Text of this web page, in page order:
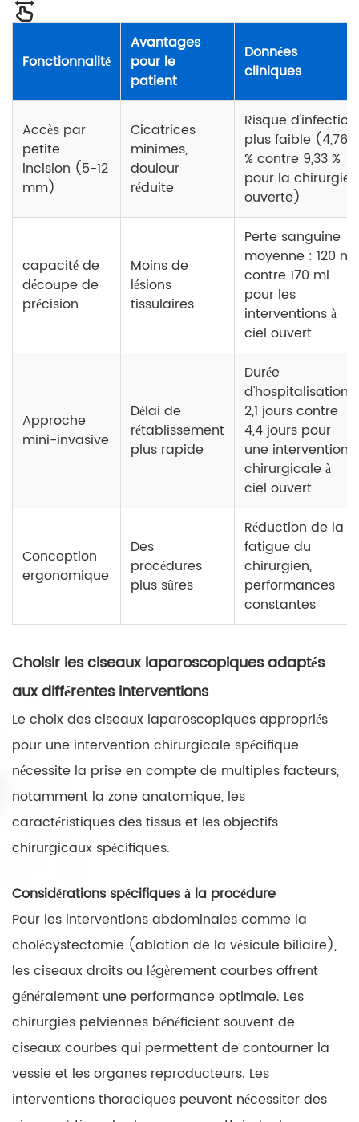
Fonctionnalité
Avantages
pour le
patient
Données
cliniques
Accès par
petite
incision (5-12
mm)
Cicatrices
minimes,
douleur
réduite
Risque d'infection
plus faible (4,76
% contre 9,33 %
pour la chirurgie
ouverte)
capacité de
découpe de
précision
Moins de
lésions
tissulaires
Perte sanguine
moyenne : 120 ml
contre 170 ml
pour les
interventions à
ciel ouvert
Approche
mini-invasive
Délai de
rétablissement
plus rapide
Durée
d'hospitalisation :
2,1 jours contre
4,4 jours pour
une intervention
chirurgicale à
ciel ouvert
Conception
ergonomique
Des
procédures
plus sûres
Réduction de la
fatigue du
chirurgien,
performances
constantes
Choisir les ciseaux laparoscopiques adaptés
aux différentes interventions
Le choix des ciseaux laparoscopiques appropriés
pour une intervention chirurgicale spécifique
nécessite la prise en compte de multiples facteurs,
notamment la zone anatomique, les
caractéristiques des tissus et les objectifs
chirurgicaux spécifiques.
Considérations spécifiques à la procédure
Pour les interventions abdominales comme la
cholécystectomie (ablation de la vésicule biliaire),
les ciseaux droits ou légèrement courbes offrent
généralement une performance optimale. Les
chirurgies pelviennes bénéficient souvent de
ciseaux courbes qui permettent de contourner la
vessie et les organes reproducteurs. Les
interventions thoraciques peuvent nécessiter des